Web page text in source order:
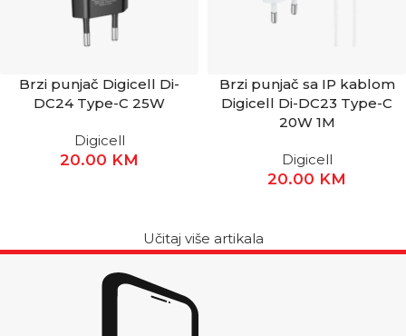
Brzi punjač Digicell Di-
DC24 Type-C 25W
Digicell
20.00 KM
Brzi punjač sa IP kablom
Digicell Di-DC23 Type-C
20W 1M
Digicell
20.00 KM
Učitaj više artikala